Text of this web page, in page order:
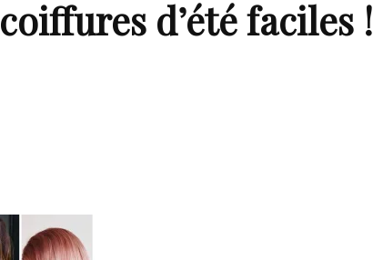
d’été faciles !